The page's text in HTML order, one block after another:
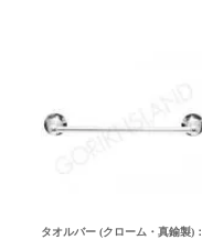
タオルバー (クローム・真鍮製)：